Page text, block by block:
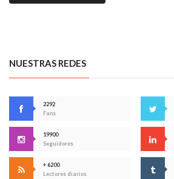
NUESTRAS REDES
2292
Fans
19900
Seguidores
+ 6200
Lectores diarios